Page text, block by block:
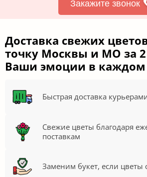
Закажите звонок
Доставка свежих
точку Москвы и МО за
Ваши эмоции в каждом
Быстрая доставка
Свежие цветы благодаря
поставкам
Заменим букет, если цветы